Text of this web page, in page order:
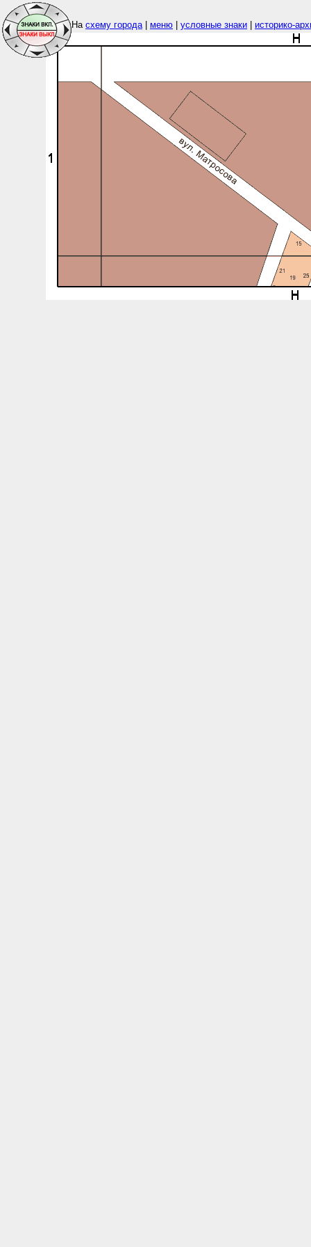
На схему города| меню условные знаки историко-